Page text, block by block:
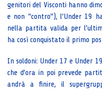
genitori del Visconti hanno
e non “contro”), l’Under 19
nella partita valida per
ha così conquistato il primo
In soldoni: Under 17 e Under
che d’ora in poi prevede
andrà a finire, il